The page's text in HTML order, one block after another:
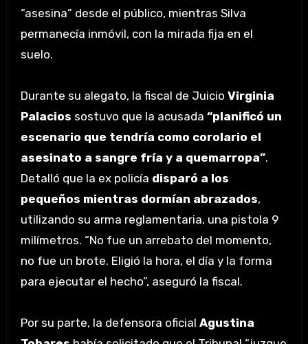
“asesina” desde el público, mientras Silva
permanecía inmóvil, con la mirada fija en el
suelo.
Durante su alegato, la fiscal de Juicio Virginia
Palacios sostuvo que la acusada “planificó un
escenario que tendría como corolario el
asesinato a sangre fría y a quemarropa”.
Detalló que la ex policía disparó a los
pequeños mientras dormían abrazados,
utilizando su arma reglamentaria, una pistola 9
milímetros. “No fue un arrebato del momento,
no fue un brote. Eligió la hora, el día y la forma
para ejecutar el hecho”, aseguró la fiscal.
Por su parte, la defensora oficial Agustina